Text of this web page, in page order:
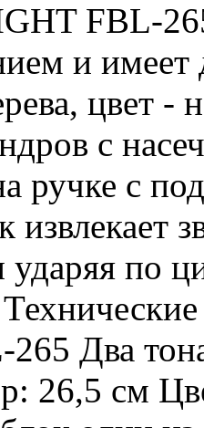
FBL-
и имеет
цвет
с
ручке с
извлекает
ударяя по
Два
26,5 см